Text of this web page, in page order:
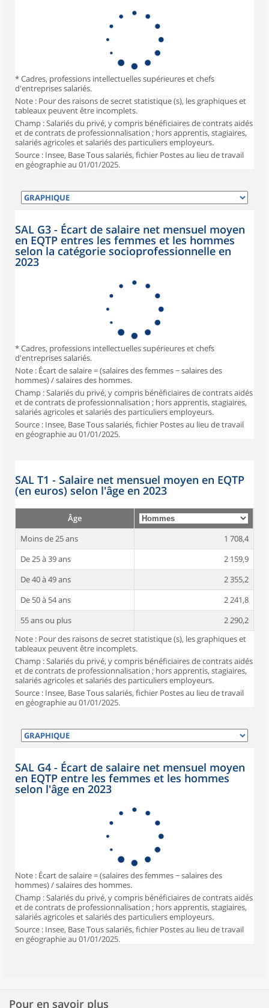
* Cadres, professions intellectuelles supérieures et chefs
d'entreprises salariés.
Note : Pour des raisons de secret statistique (s), les graphiques et
tableaux peuvent être incomplets.
Champ : Salariés du privé, y compris bénéficiaires de contrats aidés
et de contrats de professionnalisation ; hors apprentis, stagiaires,
salariés agricoles et salariés des particuliers employeurs.
Source : Insee, Base Tous salariés, fichier Postes au lieu de travail
en géographie au 01/01/2025.
SAL G3 - Écart de salaire net mensuel moyen
en EQTP entres les femmes et les hommes
selon la catégorie socioprofessionnelle en
2023
* Cadres, professions intellectuelles supérieures et chefs
d'entreprises salariés.
Note : Écart de salaire = (salaires des femmes − salaires des
hommes) / salaires des hommes.
Champ : Salariés du privé, y compris bénéficiaires de contrats aidés
et de contrats de professionnalisation ; hors apprentis, stagiaires,
salariés agricoles et salariés des particuliers employeurs.
Source : Insee, Base Tous salariés, fichier Postes au lieu de travail
en géographie au 01/01/2025.
SAL T1 - Salaire net mensuel moyen en EQTP
(en euros) selon l'âge en 2023
Âge
Moins de 25 ans
1 708,4
De 25 à 39 ans
2 159,9
De 40 à 49 ans
2 355,2
De 50 à 54 ans
2 241,8
55 ans ou plus
2 290,2
Note : Pour des raisons de secret statistique (s), les graphiques et
tableaux peuvent être incomplets.
Champ : Salariés du privé, y compris bénéficiaires de contrats aidés
et de contrats de professionnalisation ; hors apprentis, stagiaires,
salariés agricoles et salariés des particuliers employeurs.
Source : Insee, Base Tous salariés, fichier Postes au lieu de travail
en géographie au 01/01/2025.
SAL G4 - Écart de salaire net mensuel moyen
en EQTP entre les femmes et les hommes
selon l'âge en 2023
Note : Écart de salaire = (salaires des femmes − salaires des
hommes) / salaires des hommes.
Champ : Salariés du privé, y compris bénéficiaires de contrats aidés
et de contrats de professionnalisation ; hors apprentis, stagiaires,
salariés agricoles et salariés des particuliers employeurs.
Source : Insee, Base Tous salariés, fichier Postes au lieu de travail
en géographie au 01/01/2025.
Pour en savoir plus